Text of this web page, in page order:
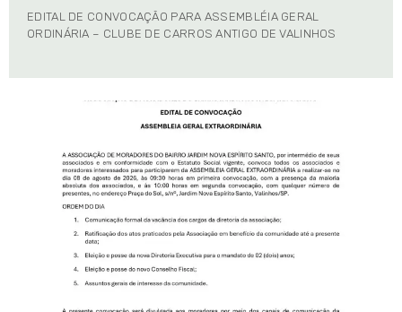
EDITAL DE CONVOCAÇÃO PARA ASSEMBLÉIA GERAL
ORDINÁRIA – CLUBE DE CARROS ANTIGO DE VALINHOS